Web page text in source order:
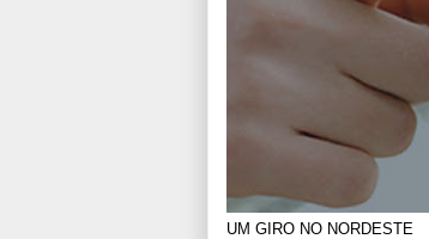
UM GIRO NO NORDESTE